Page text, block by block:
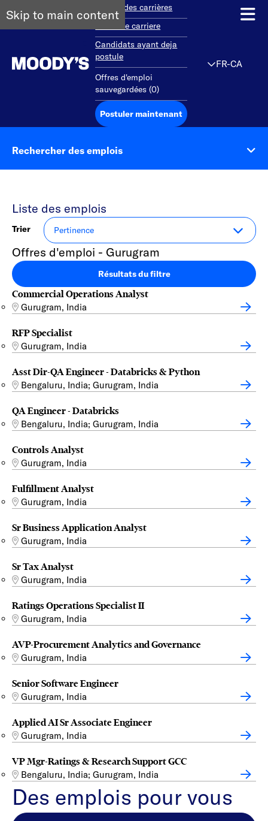
Skip to main contentAperçu des carrières
Debut de carriere
Candidats ayant deja
postule
Offres d'emploi
sauvegardées (0)
Postuler maintenant
FR-CA
Rechercher des emplois
Liste des emplois
Trier
Offres d'emploi - Gurugram
Résultats du filtre
Commercial Operations Analyst
Gurugram, India
RFP Specialist
Gurugram, India
Asst Dir-QA Engineer - Databricks & Python
Bengaluru, India; Gurugram, India
QA Engineer - Databricks
Bengaluru, India; Gurugram, India
Controls Analyst
Gurugram, India
Fulfillment Analyst
Gurugram, India
Sr Business Application Analyst
Gurugram, India
Sr Tax Analyst
Gurugram, India
Ratings Operations Specialist II
Gurugram, India
AVP-Procurement Analytics and Governance
Gurugram, India
Senior Software Engineer
Gurugram, India
Applied AI Sr Associate Engineer
Gurugram, India
VP Mgr-Ratings & Research Support GCC
Bengaluru, India; Gurugram, India
Des emplois pour vous